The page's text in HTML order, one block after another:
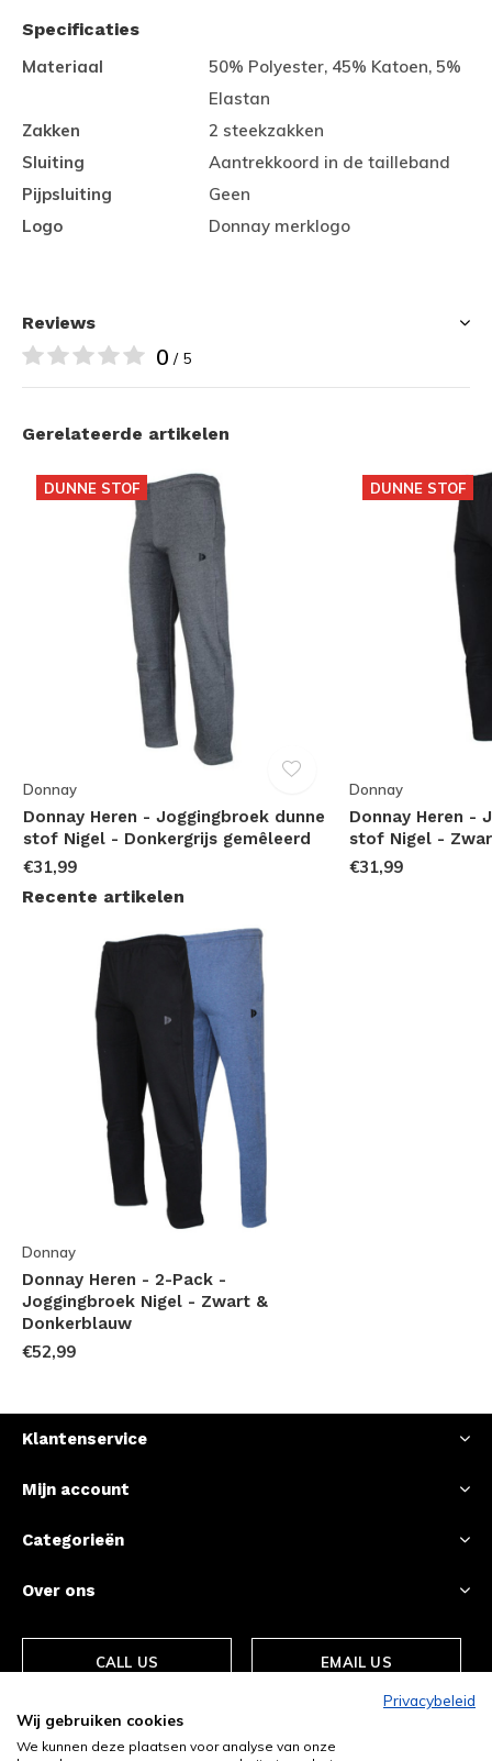
Specificaties
Materiaal
50% Polyester, 45% Katoen, 5%
Elastan
Zakken
2 steekzakken
Sluiting
Aantrekkoord in de tailleband
Pijpsluiting
Geen
Logo
Donnay merklogo
Reviews
0 / 5
Gerelateerde artikelen
DUNNE STOF
Donnay
Donnay Heren - Joggingbroek dunne
stof Nigel - Donkergrijs gemêleerd
€31,99
DUNNE STOF
Donnay
Donnay Heren -
stof Nigel -
€31,99
Recente artikelen
Donnay
Donnay Heren - 2-Pack -
Joggingbroek Nigel - Zwart &
Donkerblauw
€52,99
Klantenservice
Mijn account
Categorieën
Over ons
CALL US EMAIL US
Privacybeleid
Wij gebruiken cookies
We kunnen deze plaatsen voor analyse van onze